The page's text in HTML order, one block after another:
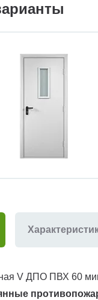
V ДПО ПВХ 60